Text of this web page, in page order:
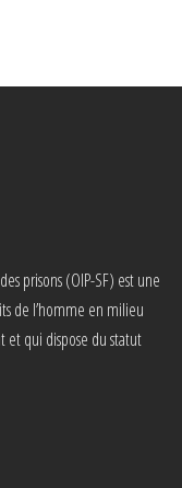
prisons (OIP-SF) est une
de l’homme en milieu
et qui dispose du statut